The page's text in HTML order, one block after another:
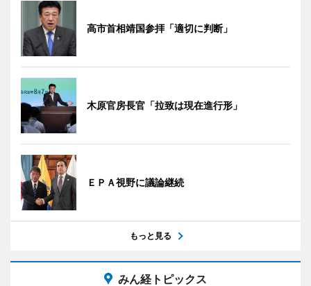
高市首相靖国参拝「適切に判断」
木原官房長官「拉致は現在進行形」
ＥＰＡ視野に議論継続
もっと見る
みん経トピックス